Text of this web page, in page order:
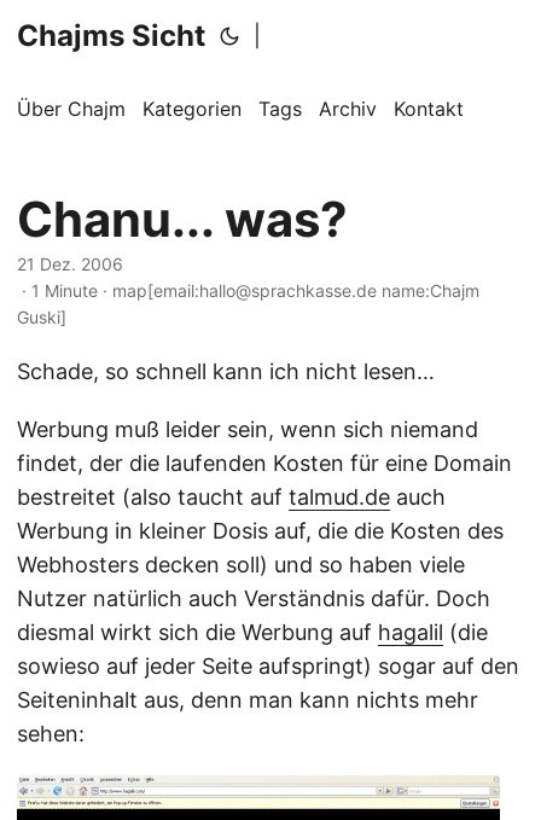
Chajms Sicht
Über Chajm Kategorien Tags Archiv Kontakt
Chanu... was?
21 Dez. 2006
· 1 Minute · map[email:hallo@sprachkasse.de name:Chajm
Guski]
Schade, so schnell kann ich nicht lesen…
Werbung muß leider sein, wenn sich niemand
findet, der die laufenden Kosten für eine Domain
bestreitet (also taucht auf talmud.de auch
Werbung in kleiner Dosis auf, die die Kosten des
Webhosters decken soll) und so haben viele
Nutzer natürlich auch Verständnis dafür. Doch
diesmal wirkt sich die Werbung auf hagalil (die
sowieso auf jeder Seite aufspringt) sogar auf den
Seiteninhalt aus, denn man kann nichts mehr
sehen: